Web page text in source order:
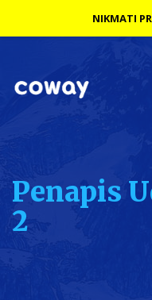
Penapis
2
NIKMATI